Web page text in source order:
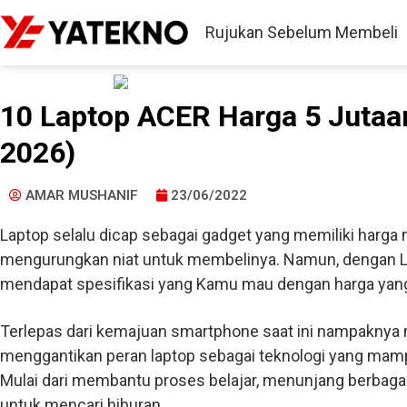
Rujukan Sebelum Membeli
10 Laptop ACER Harga 5
2026)
AMAR MUSHANIF 23/06/2022
Laptop selalu dicap sebagai gadget yang memiliki harga
mengurungkan niat untuk membelinya. Namun, dengan
mendapat spesifikasi yang Kamu mau dengan harga
Terlepas dari kemajuan smartphone saat ini nampaknya
menggantikan peran laptop sebagai teknologi yang
Mulai dari membantu proses belajar, menunjang